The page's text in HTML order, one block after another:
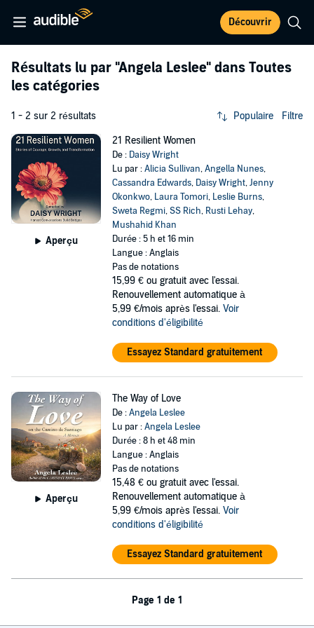
Découvrir
Résultats lu par "Angela Leslee" dans Toutes
les catégories
1 - 2 sur 2 résultats Populaire Filtre
Aperçu
21 Resilient Women
De : Daisy Wright
Lu par :Alicia Sullivan,Angella Nunes,
Cassandra Edwards, Daisy Wright,Jenny
Okonkwo, Laura Tomori, Leslie Burns,
Sweta Regmi,SS Rich, Rusti Lehay,
Mushahid Khan
Durée : 5 h et 16 min
Langue : Anglais
Pas de notations
15,99 € ou gratuit avec l'essai.
Renouvellement automatique à
5,99 €/mois après l'essai. Voir
conditions d'éligibilité
Essayez Standard gratuitement
Aperçu
The Way of Love
De :Angela Leslee
Lu par :Angela Leslee
Durée : 8 h et 48 min
Langue : Anglais
Pas de notations
15,48 € ou gratuit avec l'essai.
Renouvellement automatique à
5,99 €/mois après l'essai. Voir
conditions d'éligibilité
Essayez Standard gratuitement
Page 1 de 1